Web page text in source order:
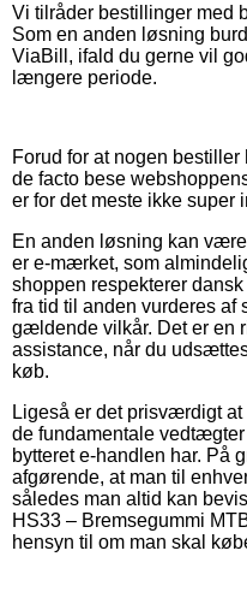
Vi tilråder bestillinger med
Som en anden løsning
ViaBill, ifald du gerne vil
længere periode.
Forud for at nogen
de facto bese
er for det meste ikke super
En anden løsning kan
er e-mærket, som
shoppen respekterer
fra tid til anden vurderes af
gældende vilkår. Det er en
assistance, når du
køb.
Ligeså er det prisværdigt
de fundamentale
bytteret e-handlen har. På
afgørende, at man til
således man altid kan
HS33 – Bremsegummi
hensyn til om man skal